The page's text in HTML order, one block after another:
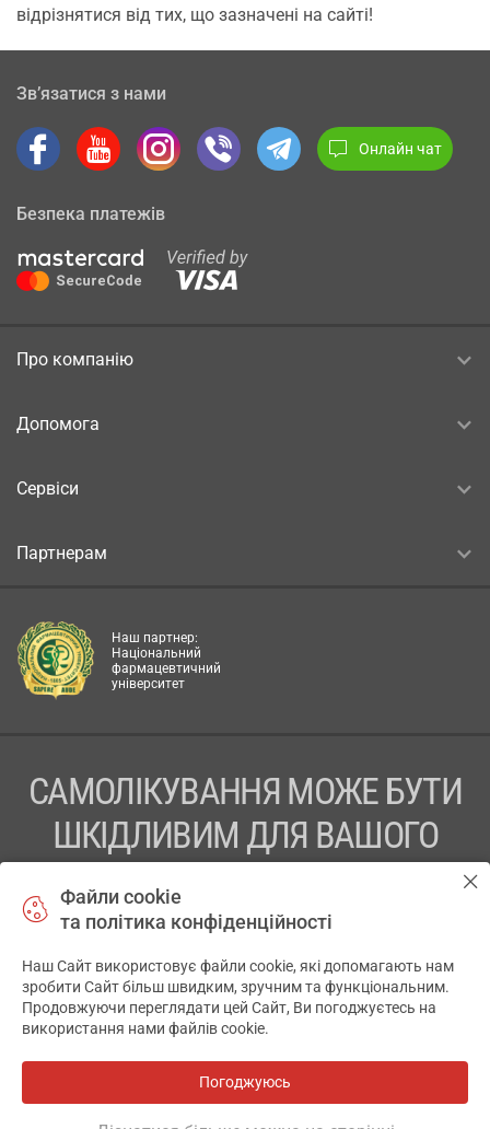
відрізнятися від тих, що зазначені на сайті!
Зв’язатися з нами
Онлайн чат
Безпека платежів
Про компанію
Допомога
Сервіси
Партнерам
Наш партнер:
Національний
фармацевтичний
університет
САМОЛІКУВАННЯ МОЖЕ БУТИ
ШКІДЛИВИМ ДЛЯ ВАШОГО
ПЕРЕД ЗАСТОСУВАННЯМ ПРЕПАРАТУ ПРОКОНСУЛЬТУЙТЕСЬ
ТОВ «АПТЕКА 911.ЮА» Код ЄДРПОУ 43631965.
Відмова від відповідальності
© 2014-2026. Медична інформаційна система АПТЕКА911.ЮА
Файли cookie
та політика конфіденційності
Наш Сайт використовує файли cookie, які допомагають нам
зробити Сайт більш швидким, зручним та функціональним.
Продовжуючи переглядати цей Сайт, Ви погоджуєтесь на
використання нами файлів cookie.
Погоджуюсь
✕